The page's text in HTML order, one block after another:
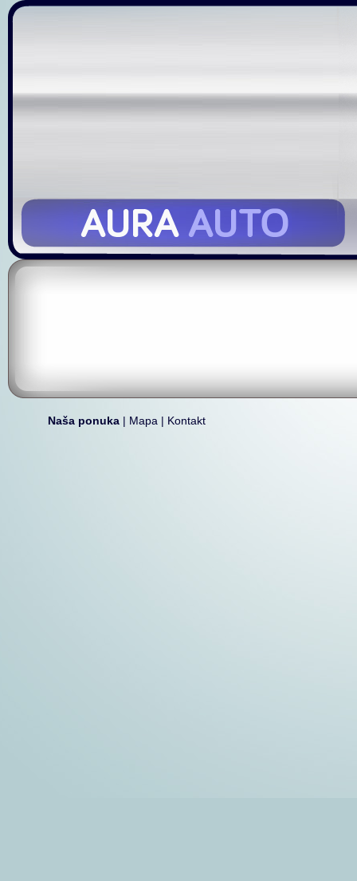
Naša ponuka | Mapa | Kontakt